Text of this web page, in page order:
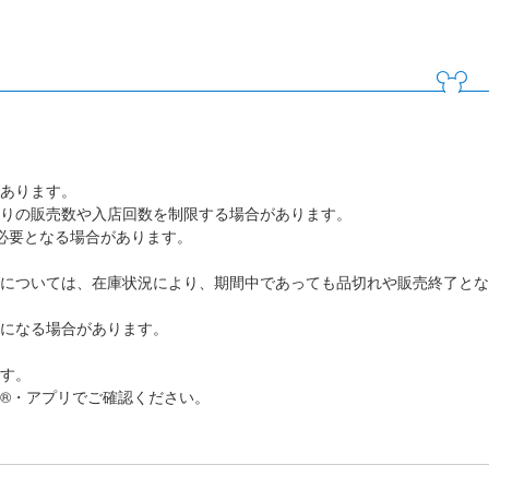
ります。
販売数や入店回数を制限する場合があります。
となる場合があります。
ついては、在庫状況により、期間中であっても品切れや販売終了とな
なる場合があります。
。
アプリでご確認ください。